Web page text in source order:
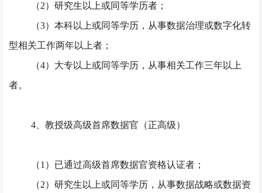
（2）研究生以上或同等学历者；
（3）本科以上或同等学历，从事数据治理或数字化转
型相关工作两年以上者；
（4）大专以上或同等学历，从事相关工作三年以上
者。
4、教授级高级首席数据官（正高级）
（1）已通过高级首席数据官资格认证者；
（2）研究生以上或同等学历，从事数据战略或数据资